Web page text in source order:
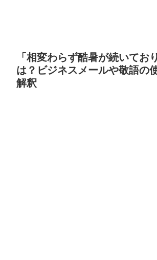
「相変わらず酷暑が続いてお
は？ビジネスメールや敬語の
解釈